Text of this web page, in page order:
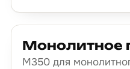
Монолитное
М350 для